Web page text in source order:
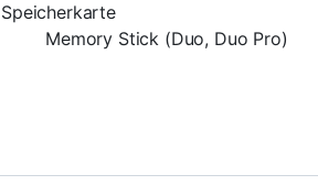
Speicherkarte
Memory Stick (Duo, Duo Pro)